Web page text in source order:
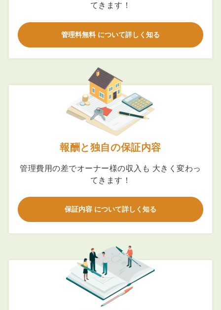
てきます！
管理料無料 について詳しく知る
報酬と独自の保証内容
管理費用の差でオーナー様の収入も 大きく変わっ
てきます！
保証内容 について詳しく知る